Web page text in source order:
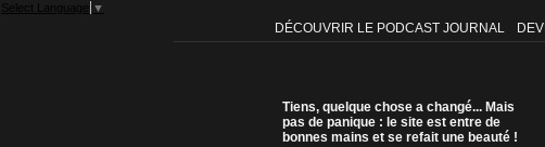
Select Language ▼
DÉCOUVRIR LE PODCAST JOURNAL
Tiens, quelque chose a changé... Mais
pas de panique : le site est entre de
bonnes mains et se refait une beauté !